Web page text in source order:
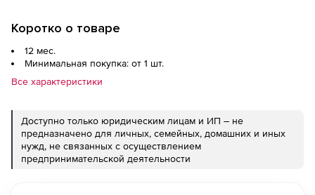
Коротко о товаре
12 мес.
Минимальная покупка: от 1 шт.
Все характеристики
Доступно только юридическим лицам и ИП – не
предназначено для личных, семейных, домашних и иных
нужд, не связанных с осуществлением
предпринимательской деятельности